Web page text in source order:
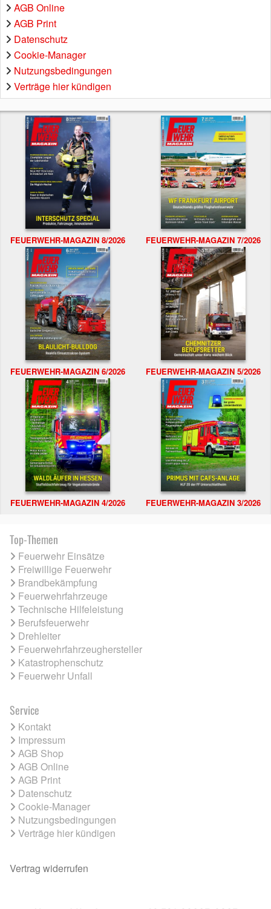
AGB Online
AGB Print
Datenschutz
Cookie-Manager
Nutzungsbedingungen
Verträge hier kündigen
FEUERWEHR-MAGAZIN 8/2026 FEUERWEHR-MAGAZIN 7/2026
FEUERWEHR-MAGAZIN 6/2026 FEUERWEHR-MAGAZIN 5/2026
FEUERWEHR-MAGAZIN 4/2026 FEUERWEHR-MAGAZIN 3/2026
Top-Themen
Feuerwehr Einsätze
Freiwillige Feuerwehr
Brandbekämpfung
Feuerwehrfahrzeuge
Technische Hilfeleistung
Berufsfeuerwehr
Drehleiter
Feuerwehrfahrzeughersteller
Katastrophenschutz
Feuerwehr Unfall
Service
Kontakt
Impressum
AGB Shop
AGB Online
AGB Print
Datenschutz
Cookie-Manager
Nutzungsbedingungen
Verträge hier kündigen
Vertrag widerrufen